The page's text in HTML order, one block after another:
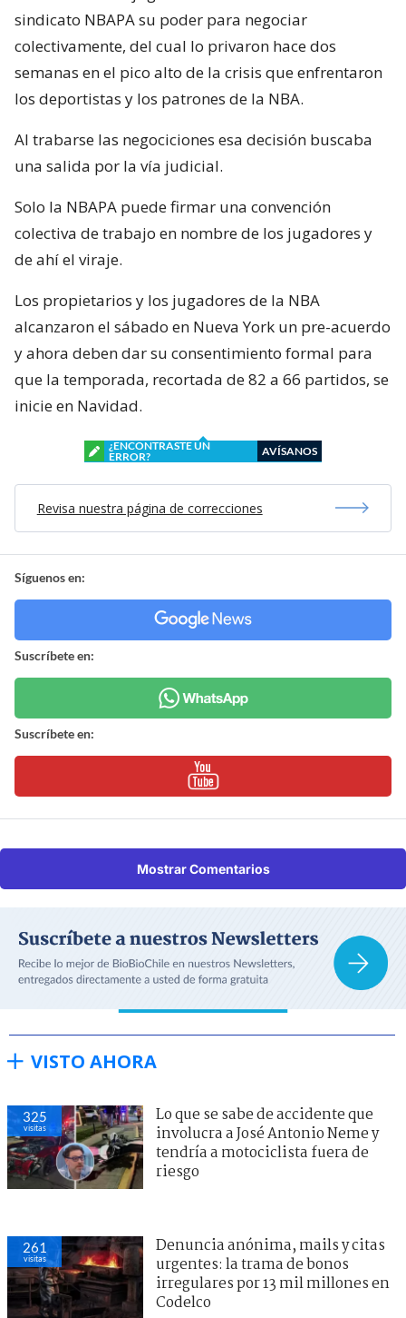
sindicato NBAPA su poder para negociar
colectivamente, del cual lo privaron hace dos
semanas en el pico alto de la crisis que enfrentaron
los deportistas y los patrones de la NBA.
Al trabarse las negociciones esa decisión buscaba
una salida por la vía judicial.
Solo la NBAPA puede firmar una convención
colectiva de trabajo en nombre de los jugadores y
de ahí el viraje.
Los propietarios y los jugadores de la NBA
alcanzaron el sábado en Nueva York un pre-acuerdo
y ahora deben dar su consentimiento formal para
que la temporada, recortada de 82 a 66 partidos, se
inicie en Navidad.
¿ENCONTRASTE UN
ERROR?
AVÍSANOS
Revisa nuestra página de correcciones
Síguenos en:
Suscríbete en:
Suscríbete en:
Mostrar Comentarios
VISTO AHORA
325
visitas
Lo que se sabe de accidente que
involucra a José Antonio Neme y
tendría a motociclista fuera de
riesgo
261
visitas
Denuncia anónima, mails y citas
urgentes: la trama de bonos
irregulares por 13 mil millones en
Codelco